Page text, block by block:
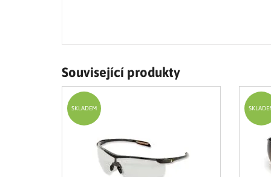
Související produkty
SKLADEM